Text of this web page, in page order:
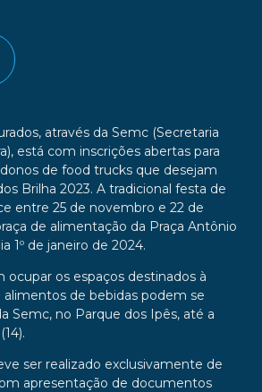
através da Semc (Secretaria
está com inscrições abertas para
de food trucks que desejam
Brilha 2023. A tradicional festa de
entre 25 de novembro e 22 de
de alimentação da Praça Antônio
1º de janeiro de 2024.
ocupar os espaços destinados à
alimentos de bebidas podem se
Semc, no Parque dos Ipês, até a
ser realizado exclusivamente de
apresentação de documentos